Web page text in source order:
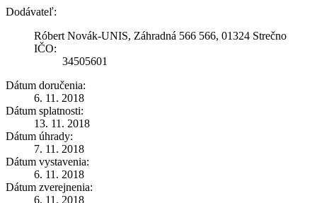
Dodávateľ:
Róbert Novák-UNIS, Záhradná 566 566, 01324 Strečno
IČO:
34505601
Dátum doručenia:
6. 11. 2018
Dátum splatnosti:
13. 11. 2018
Dátum úhrady:
7. 11. 2018
Dátum vystavenia:
6. 11. 2018
Dátum zverejnenia:
6. 11. 2018